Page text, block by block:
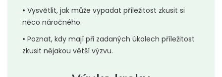
• Vysvětlit, jak může vypadat příležitost zkusit si
něco náročného.
• Poznat, kdy mají při zadaných úkolech příležitost
zkusit nějakou větší výzvu.